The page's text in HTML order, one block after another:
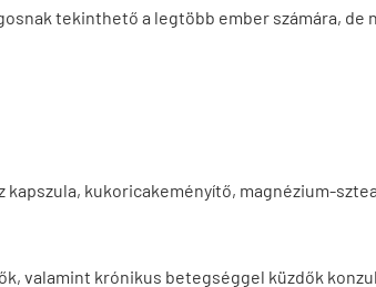
tekinthető a legtöbb ember számára,
kapszula, kukoricakeményítő, magnézium-
valamint krónikus betegséggel küzdők